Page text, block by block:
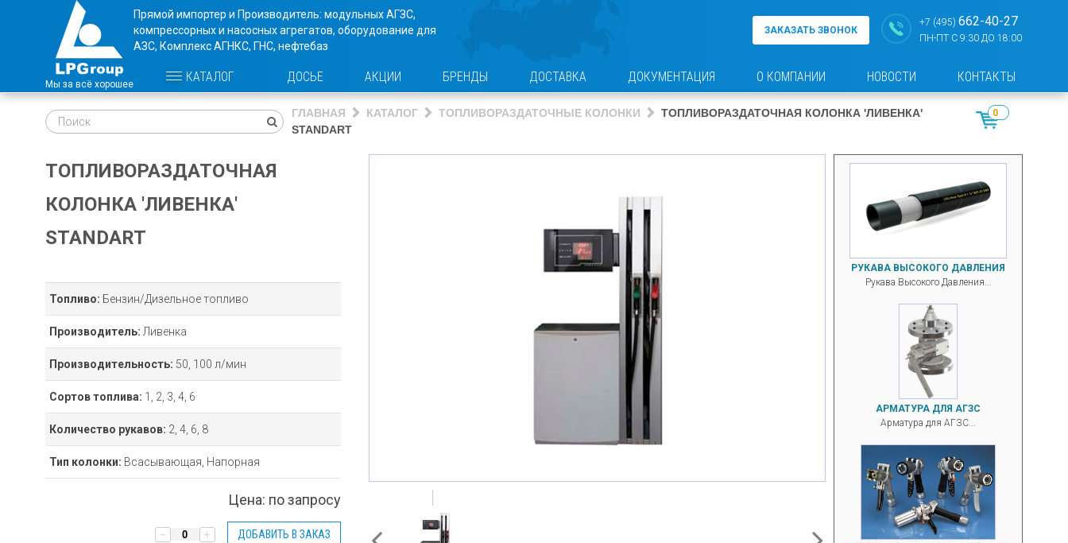
Прямой импортер и Производитель: модульных АГЗС,
компрессорных и насосных агрегатов, оборудование для
АЗС, Комплекс АГНКС, ГНС, нефтебаз
ЗАКАЗАТЬ ЗВОНОК
+7 (495) 662-40-27
ПН-ПТ С 9:30 ДО 18:00
КАТАЛОГ ДОСЬЕ АКЦИИ БРЕНДЫ ДОСТАВКА ДОКУМЕНТАЦИЯ О КОМПАНИИ НОВОСТИ КОНТАКТЫ
ГЛАВНАЯ КАТАЛОГ ТОПЛИВОРАЗДАТОЧНЫЕ КОЛОНКИ
ТОПЛИВОРАЗДАТОЧНАЯ КОЛОНКА 'ЛИВЕНКА'
STANDART
0
ТОПЛИВОРАЗДАТОЧНАЯ
КОЛОНКА 'ЛИВЕНКА'
STANDART
Топливо: Бензин/Дизельное топливо
Производитель: Ливенка
Производительность: 50, 100 л/мин
Сортов топлива: 1, 2, 3, 4, 6
Количество рукавов: 2, 4, 6, 8
Тип колонки: Всасывающая, Напорная
Цена: по запросу
ДОБАВИТЬ В ЗАКАЗ
РУКАВА ВЫСОКОГО ДАВЛЕНИЯ
Рукава Высокого Давления...
АРМАТУРА ДЛЯ АГЗС
Арматура для АГЗС...